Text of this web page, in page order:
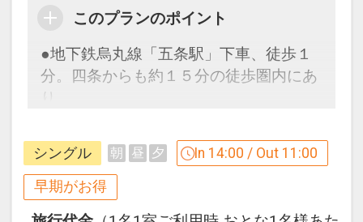
付！
●ウェルカムドリンクをご用意
セルフサービス/１４：００～２３：０
０
※旅行代金に含まれます。
「食事なしプラン」と「朝食付プラン」
このプランのポイント
●地下鉄烏丸線「五条駅」下車、徒歩１
分。四条からも約１５分の徒歩圏内にあ
り、
ホテルにはサウナ付の大浴場を備え、和
テイストな設えで旅の疲れをを癒しま
す。
シングル 朝 昼 夕 In 14:00 / Out 11:00
早期がお得